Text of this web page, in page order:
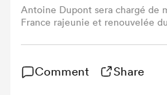
Antoine Dupont sera chargé de
France rajeunie et renouvelée
Series. (Photo by ANNE-
Comment Share